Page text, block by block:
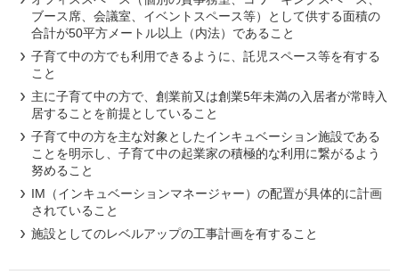
ブース席、会議室、イベントスペース等）として供する面積の
合計が50平方メートル以上（内法）であること
子育て中の方でも利用できるように、託児スペース等を有する
こと
主に子育て中の方で、創業前又は創業5年未満の入居者が常時入
居することを前提としていること
子育て中の方を主な対象としたインキュベーション施設である
ことを明示し、子育て中の起業家の積極的な利用に繋がるよう
努めること
IM（インキュベーションマネージャー）の配置が具体的に計画
されていること
施設としてのレベルアップの工事計画を有すること